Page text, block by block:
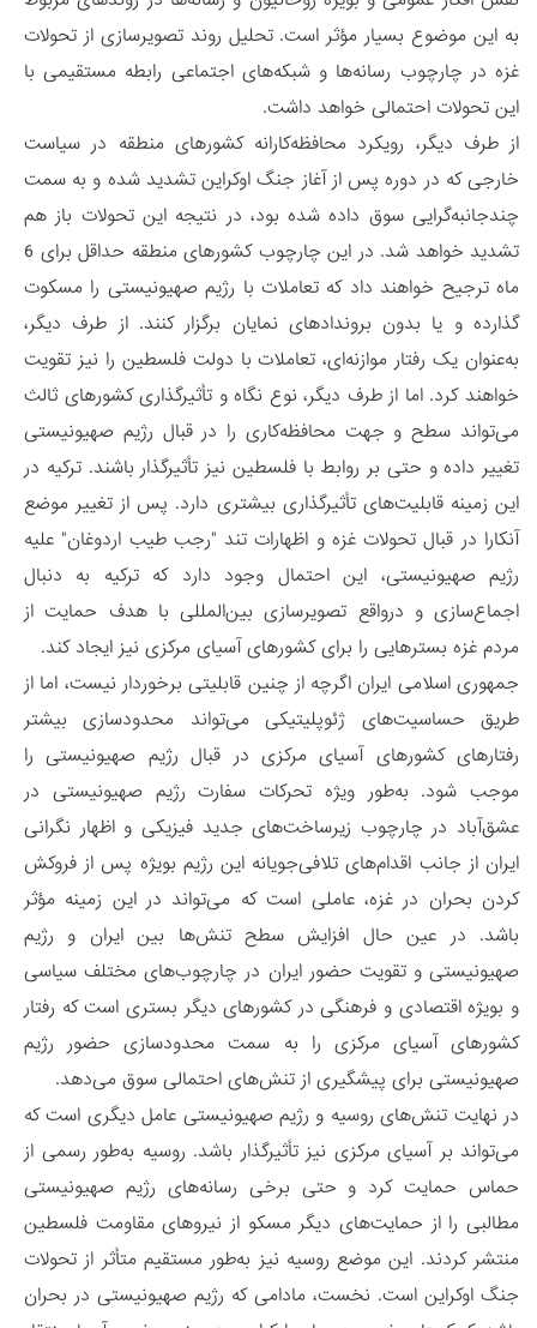
به این موضوع بسیار مؤثر است. تحلیل روند تصویرسازی از تحولات
غزه در چارچوب رسانه‌ها و شبکه‌های اجتماعی رابطه مستقیمی با
این تحولات احتمالی خواهد داشت.
از طرف دیگر، رویکرد محافظه‌کارانه کشورهای منطقه در سیاست
خارجی که در دوره پس از آغاز جنگ اوکراین تشدید شده و به سمت
چندجانبه‌گرایی سوق داده شده بود، در نتیجه این تحولات باز هم
تشدید خواهد شد. در این چارچوب کشورهای منطقه حداقل برای 6
ماه ترجیح خواهند داد که تعاملات با رژیم صهیونیستی را مسکوت
گذارده و یا بدون بروندادهای نمایان برگزار کنند. از طرف دیگر،
به‌عنوان یک رفتار موازنه‌ای، تعاملات با دولت فلسطین را نیز تقویت
خواهند کرد. اما از طرف دیگر، نوع نگاه و تأثیرگذاری کشورهای ثالث
می‌تواند سطح و جهت محافظه‌کاری را در قبال رژیم صهیونیستی
تغییر داده و حتی بر روابط با فلسطین نیز تأثیرگذار باشند. ترکیه در
این زمینه قابلیت‌های تأثیرگذاری بیشتری دارد. پس از تغییر موضع
آنکارا در قبال تحولات غزه و اظهارات تند "رجب طیب اردوغان" علیه
رژیم صهیونیستی، این احتمال وجود دارد که ترکیه به دنبال
اجماع‌سازی و درواقع تصویرسازی بین‌المللی با هدف حمایت از
مردم غزه بسترهایی را برای کشورهای آسیای مرکزی نیز ایجاد کند.
جمهوری اسلامی ایران اگرچه از چنین قابلیتی برخوردار نیست، اما از
طریق حساسیت‌های ژئوپلیتیکی می‌تواند محدودسازی بیشتر
رفتارهای کشورهای آسیای مرکزی در قبال رژیم صهیونیستی را
موجب شود. به‌طور ویژه تحرکات سفارت رژیم صهیونیستی در
عشق‌آباد در چارچوب زیرساخت‌های جدید فیزیکی و اظهار نگرانی
ایران از جانب اقدام‌های تلافی‌جویانه این رژیم بویژه پس از فروکش
کردن بحران در غزه، عاملی است که می‌تواند در این زمینه مؤثر
باشد. در عین حال افزایش سطح تنش‌ها بین ایران و رژیم
صهیونیستی و تقویت حضور ایران در چارچوب‌های مختلف سیاسی
و بویژه اقتصادی و فرهنگی در کشورهای دیگر بستری است که رفتار
کشورهای آسیای مرکزی را به سمت محدودسازی حضور رژیم
صهیونیستی برای پیشگیری از تنش‌های احتمالی سوق می‌دهد.
در نهایت تنش‌های روسیه و رژیم صهیونیستی عامل دیگری است که
می‌تواند بر آسیای مرکزی نیز تأثیرگذار باشد. روسیه به‌طور رسمی از
حماس حمایت کرد و حتی برخی رسانه‌های رژیم صهیونیستی
مطالبی را از حمایت‌های دیگر مسکو از نیروهای مقاومت فلسطین
منتشر کردند. این موضع روسیه نیز به‌طور مستقیم متأثر از تحولات
جنگ اوکراین است. نخست، مادامی که رژیم صهیونیستی در بحران